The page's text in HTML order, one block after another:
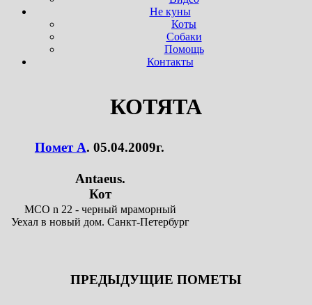
Не куны
Коты
Собаки
Помощь
Контакты
КОТЯТА
Помет A. 05.04.2009г.
Antaeus.
Кот
MCO n 22 - черный мраморный
Уехал в новый дом. Санкт-Петербург
ПРЕДЫДУЩИЕ ПОМЕТЫ